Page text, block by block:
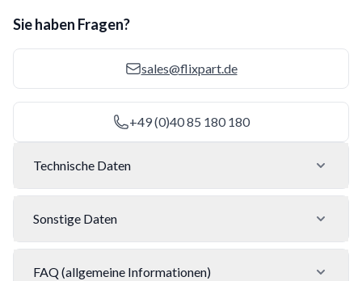
Sie haben Fragen?
sales@flixpart.de
+49 (0)40 85 180 180
Technische Daten
Sonstige Daten
FAQ (allgemeine Informationen)